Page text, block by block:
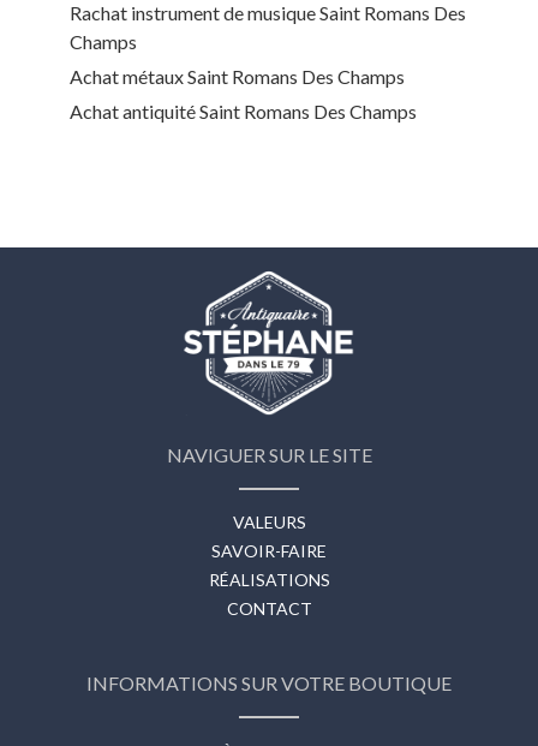
Rachat instrument de musique Saint Romans Des
Champs
Achat métaux Saint Romans Des Champs
Achat antiquité Saint Romans Des Champs
NAVIGUER SUR LE SITE
VALEURS
SAVOIR-FAIRE
RÉALISATIONS
CONTACT
INFORMATIONS SUR VOTRE BOUTIQUE